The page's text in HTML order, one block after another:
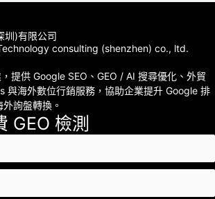
圳)有限公司
consulting (shenzhen) co., ltd.
提供 Google SEO、GEO / AI 搜尋優化、外貿
與海外數位行銷服務，協助企業提升 Google 排
詢盤轉換。
GEO 檢測